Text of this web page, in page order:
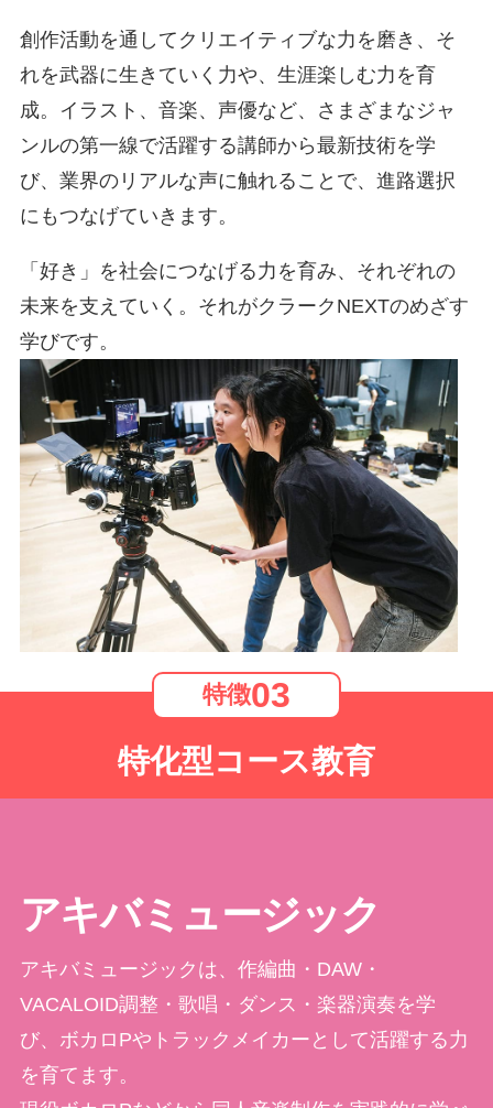
創作活動を通してクリエイティブな力を磨き、そ
れを武器に生きていく力や、生涯楽しむ力を育
成。イラスト、音楽、声優など、さまざまなジャ
ンルの第一線で活躍する講師から最新技術を学
び、業界のリアルな声に触れることで、進路選択
にもつなげていきます。
「好き」を社会につなげる力を育み、それぞれの
未来を支えていく。それがクラークNEXTのめざす
学びです。
特徴03
特化型コース教育
アキバミュージック
アキバミュージックは、作編曲・DAW・
VACALOID調整・歌唱・ダンス・楽器演奏を学
び、ボカロPやトラックメイカーとして活躍する力
を育てます。